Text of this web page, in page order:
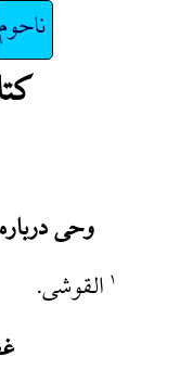
ناحوم
وحی
۱ القوشی.